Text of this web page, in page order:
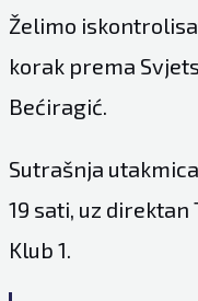
Želimo
korak prema
Bećiragić.
Sutrašnja
19 sati, uz
Klub 1.